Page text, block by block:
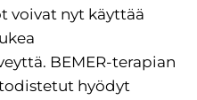
voivat nyt käyttää
BEMER-terapian
hyödyt